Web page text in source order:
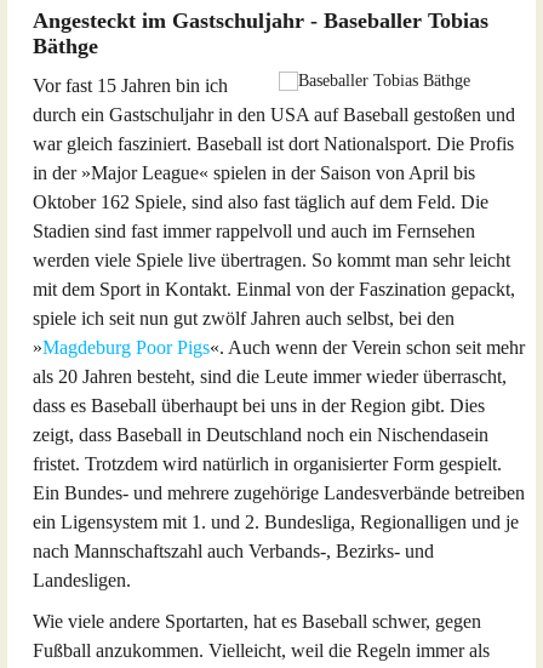
Angesteckt im Gastschuljahr - Baseballer Tobias
Bäthge
Vor fast 15 Jahren bin ich
durch ein Gastschuljahr in den USA auf Baseball gestoßen und
war gleich fasziniert. Baseball ist dort Nationalsport. Die Profis
in der »Major League« spielen in der Saison von April bis
Oktober 162 Spiele, sind also fast täglich auf dem Feld. Die
Stadien sind fast immer rappelvoll und auch im Fernsehen
werden viele Spiele live übertragen. So kommt man sehr leicht
mit dem Sport in Kontakt. Einmal von der Faszination gepackt,
spiele ich seit nun gut zwölf Jahren auch selbst, bei den
»Magdeburg Poor Pigs«. Auch wenn der Verein schon seit mehr
als 20 Jahren besteht, sind die Leute immer wieder überrascht,
dass es Baseball überhaupt bei uns in der Region gibt. Dies
zeigt, dass Baseball in Deutschland noch ein Nischendasein
fristet. Trotzdem wird natürlich in organisierter Form gespielt.
Ein Bundes- und mehrere zugehörige Landesverbände betreiben
ein Ligensystem mit 1. und 2. Bundesliga, Regionalligen und je
nach Mannschaftszahl auch Verbands-, Bezirks- und
Landesligen.
Wie viele andere Sportarten, hat es Baseball schwer, gegen
Fußball anzukommen. Vielleicht, weil die Regeln immer als